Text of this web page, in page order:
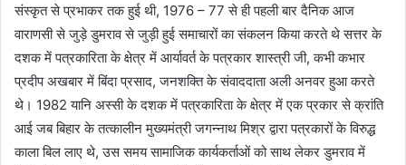
संस्कृत से प्रभाकर तक हुई थी, 1976 – 77 से ही पहली बार दैनिक आज
वाराणसी से जुड़े डुमराव से जुड़ी हुई समाचारों का संकलन किया करते थे सत्तर के
दशक में पत्रकारिता के क्षेत्र में आर्यावर्त के पत्रकार शास्त्री जी, कभी कभार
प्रदीप अखबार में बिंदा प्रसाद, जनशक्ति के संवाददाता अली अनवर हुआ करते
थे। 1982 यानि अस्सी के दशक में पत्रकारिता के क्षेत्र में एक प्रकार से क्रांति
आई जब बिहार के तत्कालीन मुख्यमंत्री जगन्नाथ मिश्र द्वारा पत्रकारों के विरुद्ध
काला बिल लाए थे, उस समय सामाजिक कार्यकर्ताओं को साथ लेकर डुमराव में